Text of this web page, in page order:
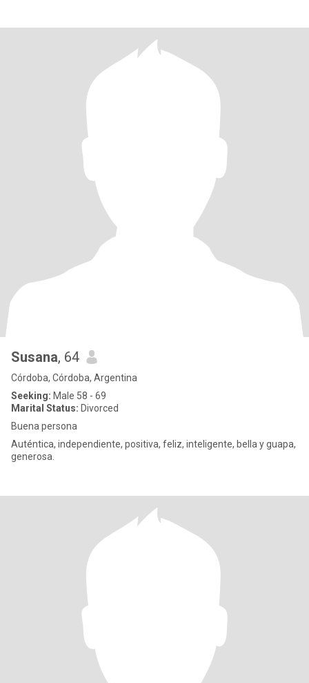
Susana, 64
Córdoba, Córdoba, Argentina
Seeking: Male 58 - 69
Marital Status: Divorced
Buena persona
Auténtica, independiente, positiva, feliz, inteligente, bella y guapa,
generosa.